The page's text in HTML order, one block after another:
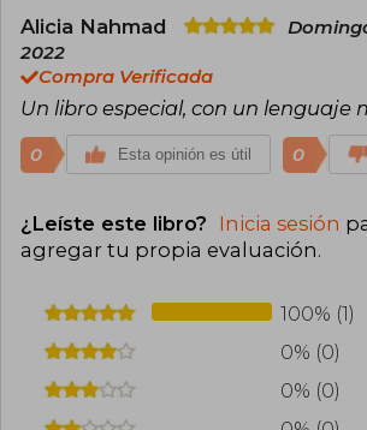
Alicia Nahmad
2022
Compra Verificada
Un libro especial, con un lenguaje
0 Esta opinión es útil 0
¿Leíste este libro? Inicia sesión
agregar tu propia evaluación.
100% (1)
0% (0)
0% (0)